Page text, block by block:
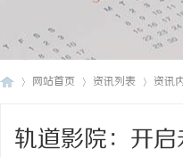
网站首页 资讯列表 资讯
轨道影院：开